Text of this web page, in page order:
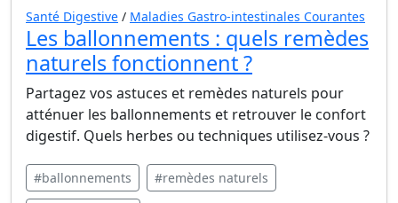
Santé Digestive / Maladies Gastro-intestinales Courantes
Les ballonnements : quels remèdes
naturels fonctionnent ?
Partagez vos astuces et remèdes naturels pour
atténuer les ballonnements et retrouver le confort
digestif. Quels herbes ou techniques utilisez-vous ?
#ballonnements #remèdes naturels